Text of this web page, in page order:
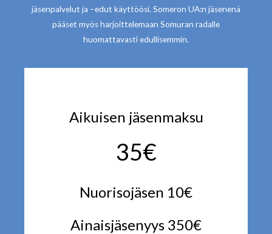
jäsenpalvelut ja –edut käyttöösi. Someron UA:n jäsenenä
pääset myös harjoittelemaan Somuran radalle
huomattavasti edullisemmin.
Aikuisen jäsenmaksu
35€
Nuorisojäsen 10€
Ainaisjäsenyys 350€